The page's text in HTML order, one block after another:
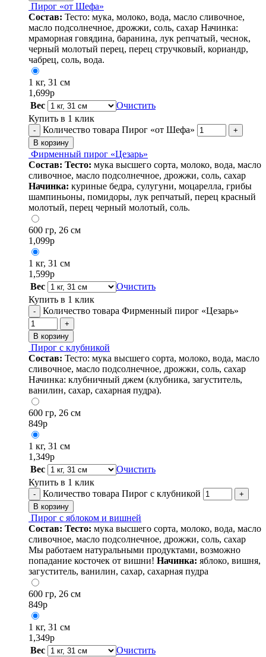
Пирог «от Шефа»
Состав: Тесто: мука, молоко, вода, масло сливочное,
масло подсолнечное, дрожжи, соль, сахар Начинка:
мраморная говядина, баранина, лук репчатый, чеснок,
черный молотый перец, перец стручковый, кориандр,
чабрец, соль, вода.
1 кг, 31 см
1,699р
Вес
Очистить
Купить в 1 клик
- Количество товара Пирог «от Шефа»
+
В корзину
Фирменный пирог «Цезарь»
Состав: Тесто: мука высшего сорта, молоко, вода, масло
сливочное, масло подсолнечное, дрожжи, соль, сахар
Начинка: куриные бедра, сулугуни, моцарелла, грибы
шампиньоны, помидоры, лук репчатый, перец красный
молотый, перец черный молотый, соль.
600 гр, 26 см
1,099р
1 кг, 31 см
1,599р
Вес
Очистить
Купить в 1 клик
- Количество товара Фирменный пирог «Цезарь»
+
В корзину
Пирог с клубникой
Состав: Тесто: мука высшего сорта, молоко, вода, масло
сливочное, масло подсолнечное, дрожжи, соль, сахар
Начинка: клубничный джем (клубника, загуститель,
ванилин, сахар, сахарная пудра).
600 гр, 26 см
849р
1 кг, 31 см
1,349р
Вес
Очистить
Купить в 1 клик
- Количество товара Пирог с клубникой
+
В корзину
Пирог с яблоком и вишней
Состав: Тесто: мука высшего сорта, молоко, вода, масло
сливочное, масло подсолнечное, дрожжи, соль, сахар
Мы работаем натуральными продуктами, возможно
попадание косточек от вишни! Начинка: яблоко, вишня,
загуститель, ванилин, сахар, сахарная пудра
600 гр, 26 см
849р
1 кг, 31 см
1,349р
Вес
Очистить